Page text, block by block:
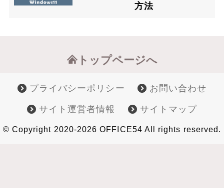
方法
トップページへ
プライバシーポリシー お問い合わせ
サイト運営者情報 サイトマップ
© Copyright 2020-2026 OFFICE54 All rights reserved.